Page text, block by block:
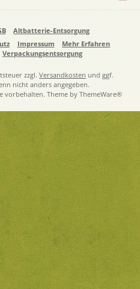
Altbatterie-Entsorgung
Impressum
Mehr Erfahren
Verpackungsentsorgung
zzgl. Versandkosten und ggf.
nicht anders angegeben.
vorbehalten. Theme by ThemeWare®